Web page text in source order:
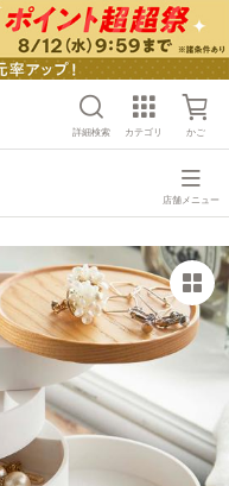
詳細検索 カテゴリ かご
店舗メニュー